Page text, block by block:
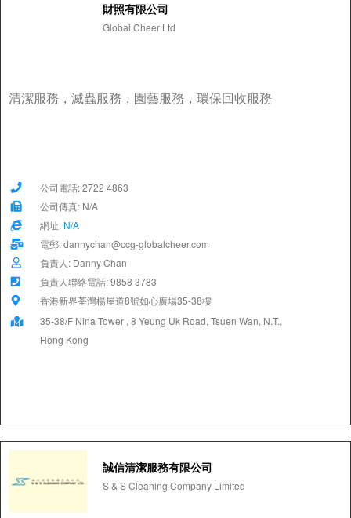
財照有限公司
Global Cheer Ltd
清潔服務，滅蟲服務，園藝服務，環保回收服務
公司電話: 2722 4863
公司傳真: N/A
網址: N/A
電郵: dannychan@ccg-globalcheer.com
負責人: Danny Chan
負責人聯絡電話: 9858 3783
香港新界荃灣楊屋道8號如心廣場35-38樓
35-38/F Nina Tower , 8 Yeung Uk Road, Tsuen Wan, N.T.,
Hong Kong
誠信清潔服務有限公司
S & S Cleaning Company Limited